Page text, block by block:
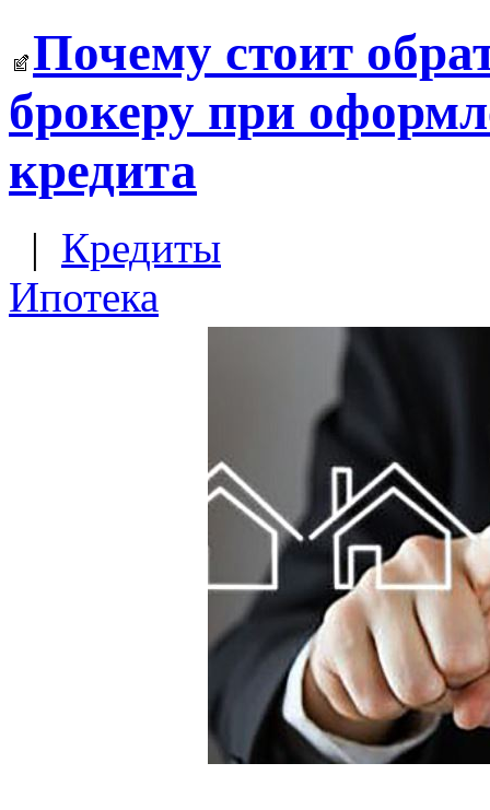
Почему стоит
брокеру при
кредита
| Кредиты
Ипотека